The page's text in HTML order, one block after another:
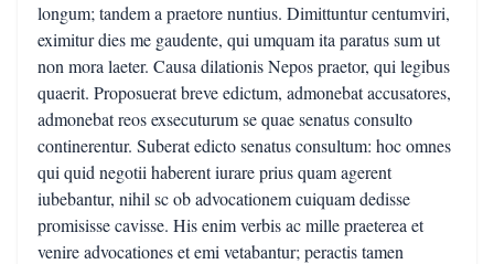
longum; tandem a praetore nuntius. Dimittuntur centumviri,
eximitur dies me gaudente, qui umquam ita paratus sum ut
non mora laeter. Causa dilationis Nepos praetor, qui legibus
quaerit. Proposuerat breve edictum, admonebat accusatores,
admonebat reos exsecuturum se quae senatus consulto
continerentur. Suberat edicto senatus consultum: hoc omnes
qui quid negotii haberent iurare prius quam agerent
iubebantur, nihil sc ob advocationem cuiquam dedisse
promisisse cavisse. His enim verbis ac mille praeterea et
venire advocationes et emi vetabantur; peractis tamen